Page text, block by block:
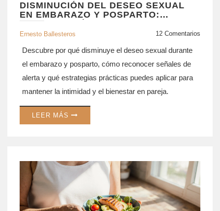
DISMINUCIÓN DEL DESEO SEXUAL
EN EMBARAZO Y POSPARTO:
CAUSAS Y CÓMO AFRONTARLO
Ernesto Ballesteros 12 Comentarios
Descubre por qué disminuye el deseo sexual durante
el embarazo y posparto, cómo reconocer señales de
alerta y qué estrategias prácticas puedes aplicar para
mantener la intimidad y el bienestar en pareja.
LEER MÁS